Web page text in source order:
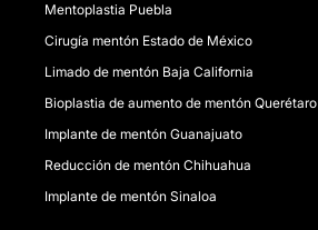
Mentoplastia Puebla
Cirugía mentón Estado de México
Limado de mentón Baja California
Bioplastia de aumento de mentón Querétaro
Implante de mentón Guanajuato
Reducción de mentón Chihuahua
Implante de mentón Sinaloa